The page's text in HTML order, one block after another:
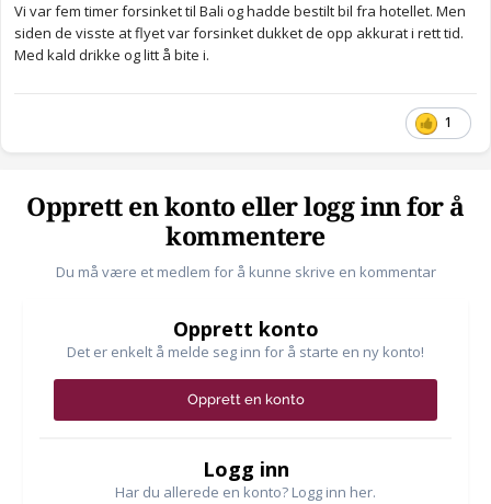
Vi var fem timer forsinket til Bali og hadde bestilt bil fra hotellet. Men
siden de visste at flyet var forsinket dukket de opp akkurat i rett tid.
Med kald drikke og litt å bite i.
1
Opprett en konto eller logg inn for å
kommentere
Du må være et medlem for å kunne skrive en kommentar
Opprett konto
Det er enkelt å melde seg inn for å starte en ny konto!
Opprett en konto
Logg inn
Har du allerede en konto? Logg inn her.